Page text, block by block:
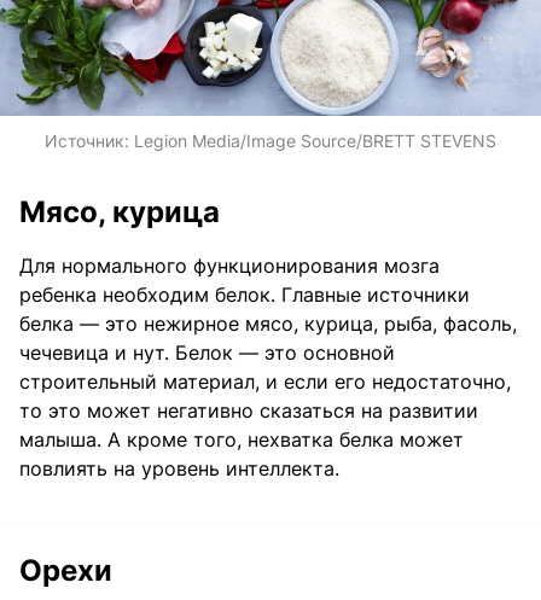
Источник: Legion Media/Image Source/BRETT STEVENS
Мясо, курица
Для нормального функционирования мозга
ребенка необходим белок. Главные источники
белка — это нежирное мясо, курица, рыба, фасоль,
чечевица и нут. Белок — это основной
строительный материал, и если его недостаточно,
то это может негативно сказаться на развитии
малыша. А кроме того, нехватка белка может
повлиять на уровень интеллекта.
Орехи